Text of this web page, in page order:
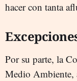
hacer con tanta
Por su parte, la
Medio Ambiente,